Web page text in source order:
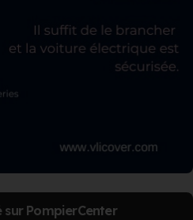
PompierCenter